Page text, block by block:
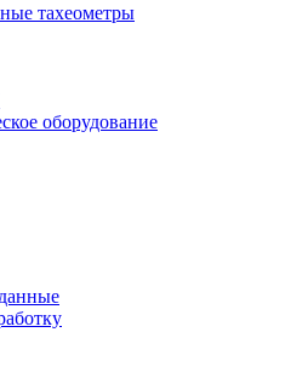
тахеометры
оборудование